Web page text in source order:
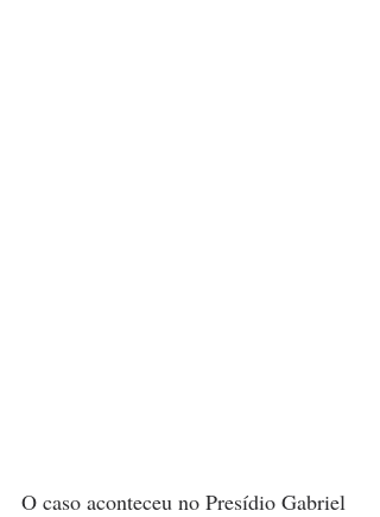
O caso aconteceu no Presídio Gabriel